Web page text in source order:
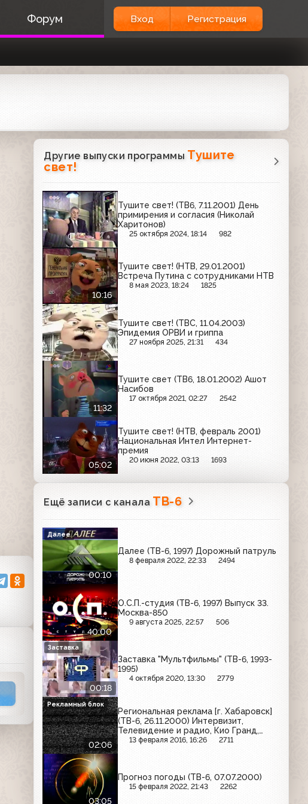
Форум Вход Регистрация
Другие выпуски программы Тушите
свет!
Тушите свет! (ТВ6, 7.11.2001) День
примирения и согласия (Николай
Харитонов)
25 октября 2024, 18:14 982
10:16
Тушите свет! (НТВ, 29.01.2001)
Встреча Путина с сотрудниками НТВ
8 мая 2023, 18:24 1825
Тушите свет! (ТВС, 11.04.2003)
Эпидемия ОРВИ и гриппа
27 ноября 2025, 21:31 434
11:32
Тушите свет (ТВ6, 18.01.2002) Ашот
Насибов
17 октября 2021, 02:27 2542
05:02
Тушите свет! (НТВ, февраль 2001)
Национальная Интел Интернет-
премия
20 июня 2022, 03:13 1693
Ещё записи с канала ТВ-6
00:10
Далее (ТВ-6, 1997) Дорожный патруль
8 февраля 2022, 22:33 2494
Далее
40:00
О.С.П.-студия (ТВ-6, 1997) Выпуск 33.
Москва-850
9 августа 2025, 22:57 506
00:18
Заставка "Мультфильмы" (ТВ-6, 1993-
1995)
4 октября 2020, 13:30 2779
Заставка
02:06
Региональная реклама [г. Хабаровск]
(ТВ-6, 26.11.2000) Интервизит,
Телевидение и радио, Кио Гранд,
Хабаровская краевая филармония
13 февраля 2016, 16:26 2711
Рекламный блок
03:05
Прогноз погоды (ТВ-6, 07.07.2000)
15 февраля 2022, 21:43 2262